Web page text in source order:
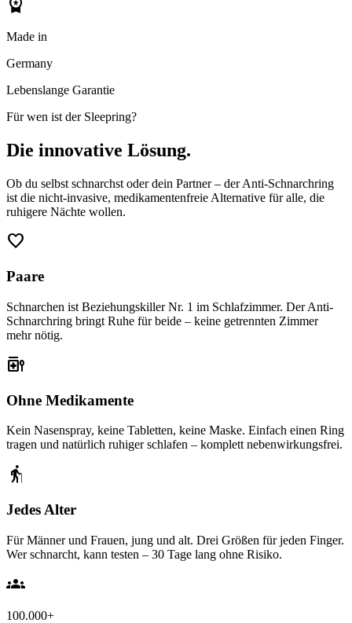
workspace_premium
Made in
Germany
Lebenslange Garantie
Für wen ist der Sleepring?
Die innovative Lösung.
Ob du selbst schnarchst oder dein Partner – der Anti-Schnarchring
ist die nicht-invasive, medikamentenfreie Alternative für alle, die
ruhigere Nächte wollen.
favorite
Paare
Schnarchen ist Beziehungskiller Nr. 1 im Schlafzimmer. Der Anti-
Schnarchring bringt Ruhe für beide – keine getrennten Zimmer
mehr nötig.
medication_liquid
Ohne Medikamente
Kein Nasenspray, keine Tabletten, keine Maske. Einfach einen Ring
tragen und natürlich ruhiger schlafen – komplett nebenwirkungsfrei.
elderly
Jedes Alter
Für Männer und Frauen, jung und alt. Drei Größen für jeden Finger.
Wer schnarcht, kann testen – 30 Tage lang ohne Risiko.
groups
100.000+